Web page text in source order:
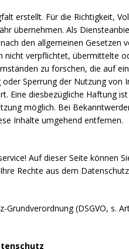
erstellt. Für die Richtigkeit,
übernehmen. Als
den allgemeinen Gesetzen
nicht verpflichtet, übermittelte
zu forschen, die auf
Sperrung der Nutzung von
Eine diesbezügliche Haftung
möglich. Bei
Inhalte umgehend entfernen.
Auf dieser Seite können
Rechte aus dem
(DSGVO, s.